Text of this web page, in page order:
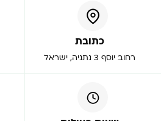
כתובת
רחוב יוסף 3 נתניה, ישראל